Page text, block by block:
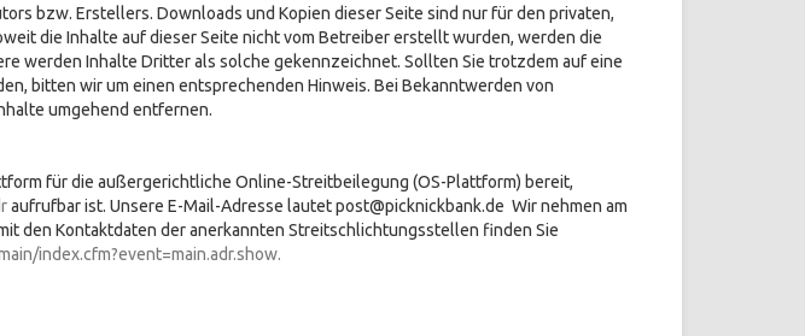
bzw. Erstellers. Downloads und Kopien dieser Seite sind nur für den privaten,
die Inhalte auf dieser Seite nicht vom Betreiber erstellt wurden, werden die
werden Inhalte Dritter als solche gekennzeichnet. Sollten Sie trotzdem auf eine
bitten wir um einen entsprechenden Hinweis. Bei Bekanntwerden von
umgehend entfernen.
für die außergerichtliche Online-Streitbeilegung (OS-Plattform) bereit,
aufrufbar ist. Unsere E-Mail-Adresse lautet post@picknickbank.de Wir nehmen am
den Kontaktdaten der anerkannten Streitschlichtungsstellen finden Sie
index.cfm?event=main.adr.show.